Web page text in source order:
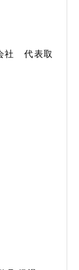
社 代表取